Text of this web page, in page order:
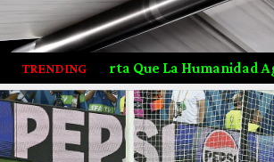
TRENDING
Humanidad Agotó Los Recursos